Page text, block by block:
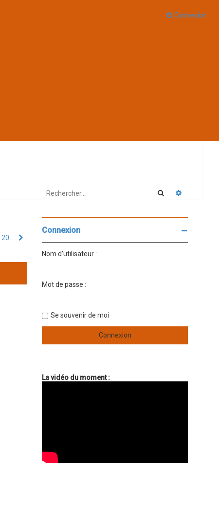
Connexion
20
Rechercher
Connexion
Nom d’utilisateur :
Mot de passe :
Se souvenir de moi
La vidéo du moment :